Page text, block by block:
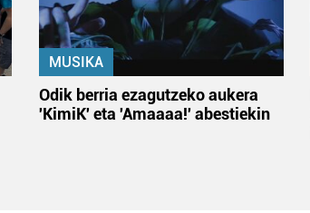
MUSIKA
Odik berria ezagutzeko aukera
'KimiK' eta 'Amaaaa!' abestiekin